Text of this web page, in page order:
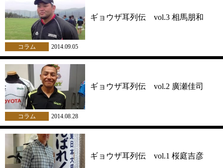
ギョウザ耳列伝 vol.3 相馬朋和
コラム 2014.09.05
ギョウザ耳列伝 vol.2 廣瀬佳司
コラム 2014.08.28
ギョウザ耳列伝 vol.1 桜庭吉彦